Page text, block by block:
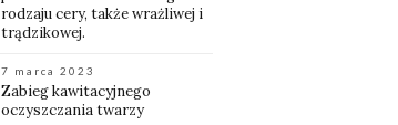
rodzaju cery, także wrażliwej i
trądzikowej.
7 marca 2023
Zabieg kawitacyjnego
oczyszczania twarzy